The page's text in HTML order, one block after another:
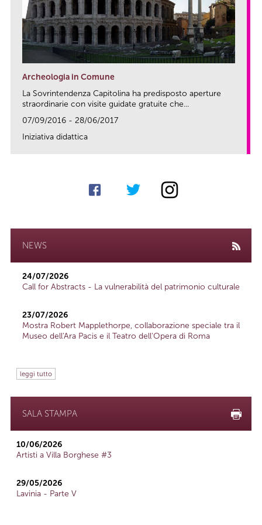
Archeologia in Comune
La Sovrintendenza Capitolina ha predisposto aperture
straordinarie con visite guidate gratuite che...
07/09/2016 - 28/06/2017
Iniziativa didattica
NEWS
24/07/2026
Call for Abstracts - La vulnerabilità del patrimonio culturale
23/07/2026
Mostra Robert Mapplethorpe, collaborazione speciale tra il
Museo dell'Ara Pacis e il Teatro dell'Opera di Roma
leggi tutto
SALA STAMPA
10/06/2026
Artisti a Villa Borghese #3
29/05/2026
Lavinia - Parte V